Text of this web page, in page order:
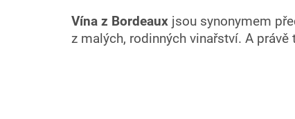
Vína z Bordeaux jsou synonymem
z malých, rodinných vinařství. A právě